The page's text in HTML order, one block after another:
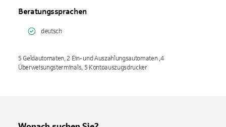
Beratungssprachen
deutsch
5 Geldautomaten, 2 Ein- und Auszahlungsautomaten ,4
Überweisungsterminals, 5 Kontoauszugsdrucker